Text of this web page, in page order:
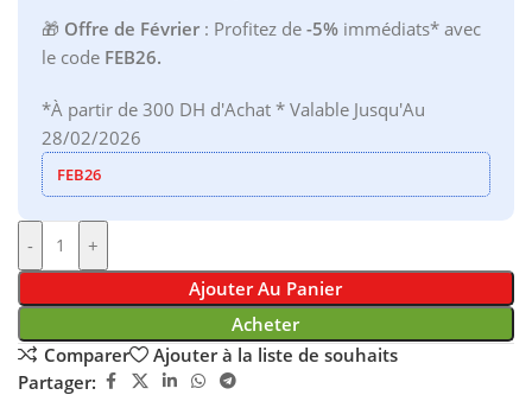
🎁 Offre de Février : Profitez de -5% immédiats* avec
le code FEB26.
*À partir de 300 DH d'Achat * Valable Jusqu'Au
28/02/2026
FEB26
-
+
Ajouter Au Panier
Acheter
Comparer
Ajouter à la liste de souhaits
Partager: